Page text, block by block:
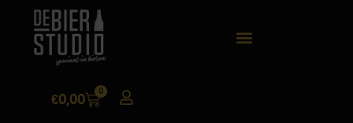
€0,00
0